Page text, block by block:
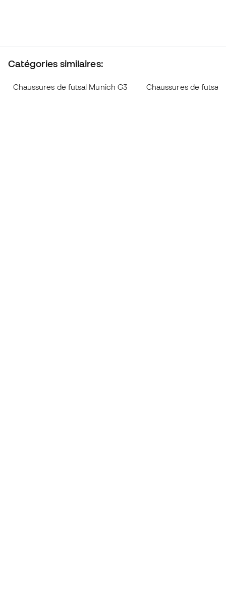
Catégories similaires:
Chaussures de futsal Munich G3 Chaussures de futsal